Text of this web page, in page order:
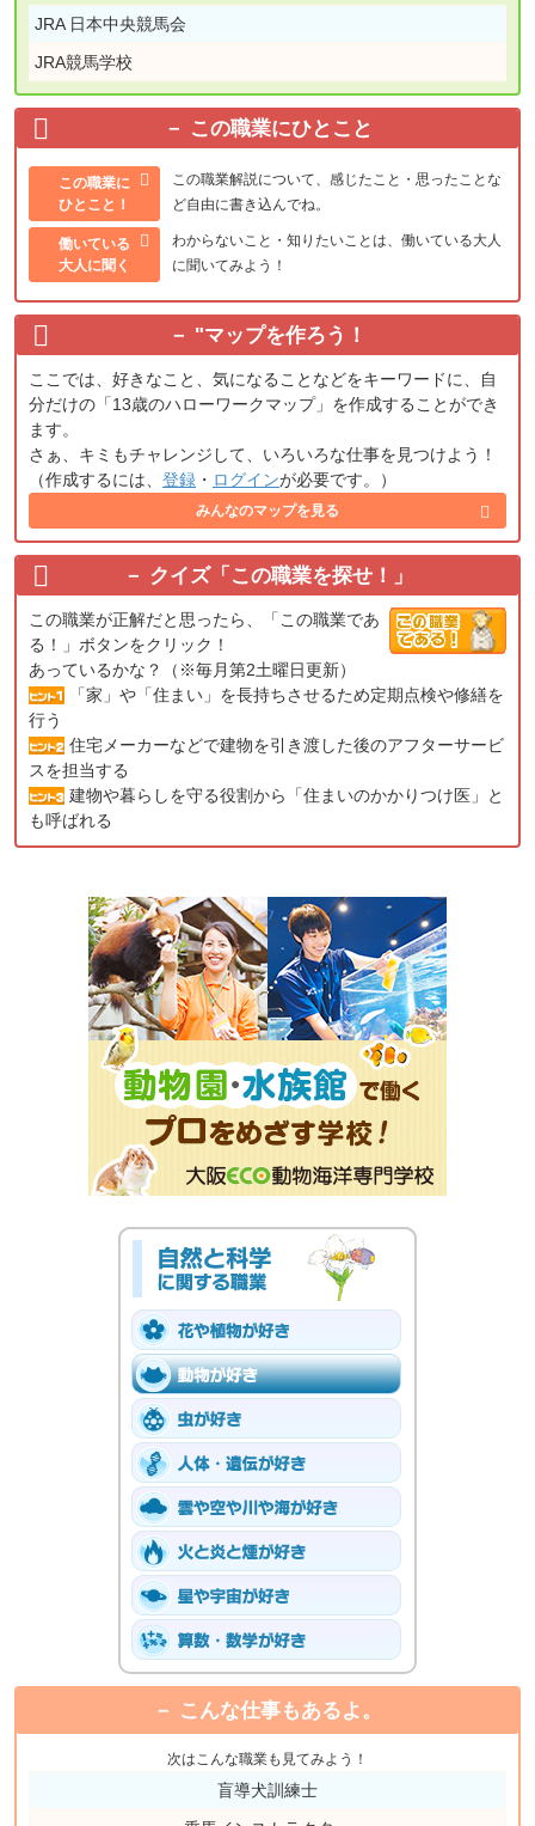
JRA 日本中央競馬会
JRA競馬学校
この職業にひとこと
この職業に
ひとこと！
この職業解説について、感じたこと・思ったことな
ど自由に書き込んでね。
働いている
大人に聞く
わからないこと・知りたいことは、働いている大人
に聞いてみよう！
"マップを作ろう！
ここでは、好きなこと、気になることなどをキーワードに、自
分だけの「13歳のハローワークマップ」を作成することができ
ます。
さぁ、キミもチャレンジして、いろいろな仕事を見つけよう！
（作成するには、 登録 ・ ログインが必要です。）
みんなのマップを見る
クイズ「この職業を探せ！」
この職業が正解だと思ったら、「この職業であ
る！」ボタンをクリック！
あっているかな？（※毎月第2土曜日更新）
「家」や「住まい」を長持ちさせるため定期点検や修繕を
行う
住宅メーカーなどで建物を引き渡した後のアフターサービ
スを担当する
建物や暮らしを守る役割から「住まいのかかりつけ医」と
も呼ばれる
こんな仕事もあるよ。
次はこんな職業も見てみよう！
盲導犬訓練士